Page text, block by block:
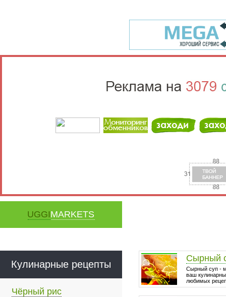
UGGIMARKETS
Кулинарные рецепты
Чёрный рис
Сырный
Сырный суп -
ваш
любимых